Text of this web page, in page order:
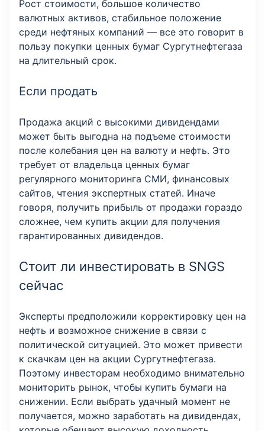
Рост стоимости, большое количество
валютных активов, стабильное положение
среди нефтяных компаний — все это говорит в
пользу покупки ценных бумаг Сургутнефтегаза
на длительный срок.
Если продать
Продажа акций с высокими дивидендами
может быть выгодна на подъеме стоимости
после колебания цен на валюту и нефть. Это
требует от владельца ценных бумаг
регулярного мониторинга СМИ, финансовых
сайтов, чтения экспертных статей. Иначе
говоря, получить прибыль от продажи гораздо
сложнее, чем купить акции для получения
гарантированных дивидендов.
Стоит ли инвестировать в SNGS
сейчас
Эксперты предположили корректировку цен на
нефть и возможное снижение в связи с
политической ситуацией. Это может привести
к скачкам цен на акции Сургутнефтегаза.
Поэтому инвесторам необходимо внимательно
мониторить рынок, чтобы купить бумаги на
снижении. Если выбрать удачный момент не
получается, можно заработать на дивидендах,